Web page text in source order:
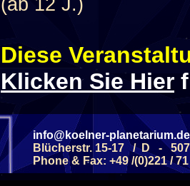
(ab 12 J.)
Diese
Klicken Sie Hier
Diese
Wochentag
info@koelner-planetarium.de
Blücherstr. 15-17 / D -
Phone & Fax: +49 /(0)221 /